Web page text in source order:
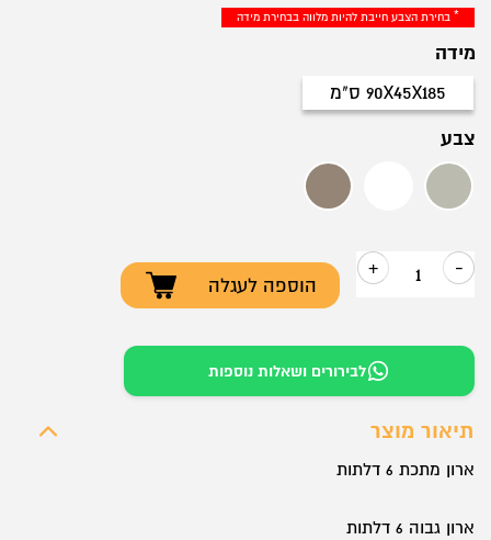
* בחירת הצבע חייבת להיות מלווה בבחירת מידה
מידה
90X45X185 ס"מ90X45X185 ס"מ
צבע
אפור מעטפת חום דלתות קרם
-
כמות
מתכת
–
/
+
הוספה לעגלה
לבירורים ושאלות נוספות
תיאור מוצר
ארון מתכת 6 דלתות
ארון גבוה 6 דלתות